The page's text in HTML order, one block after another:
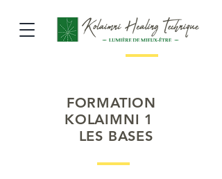
FORMATION
KOLAIMNI 1
LES BASES